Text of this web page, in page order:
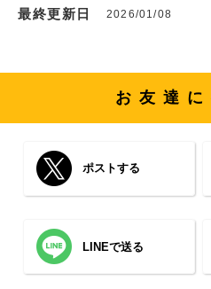
最終更新日 2026/01/08
お友達に
ポストする
LINEで送る